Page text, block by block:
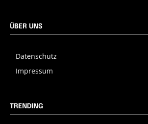
ÜBER UNS
Datenschutz
Impressum
TRENDING